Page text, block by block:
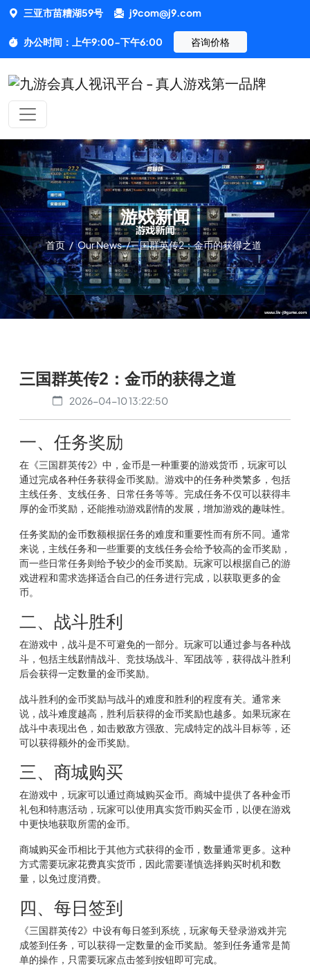
三亚市苗糟湖59号 j9com@j9.com
办公时间：上午9:00-下午6:00 咨询价格
游戏新闻
首页 / Our News /三国群英传2：金币的获得之道
三国群英传2：金币的获得之道
2026-04-10 13:22:50
一、任务奖励
在《三国群英传2》中，金币是一种重要的游戏货币，玩家可以
通过完成各种任务获得金币奖励。游戏中的任务种类繁多，包括
主线任务、支线任务、日常任务等等。完成任务不仅可以获得丰
厚的金币奖励，还能推动游戏剧情的发展，增加游戏的趣味性。
任务奖励的金币数额根据任务的难度和重要性而有所不同。通常
来说，主线任务和一些重要的支线任务会给予较高的金币奖励，
而一些日常任务则给予较少的金币奖励。玩家可以根据自己的游
戏进程和需求选择适合自己的任务进行完成，以获取更多的金
币。
二、战斗胜利
在游戏中，战斗是不可避免的一部分。玩家可以通过参与各种战
斗，包括主线剧情战斗、竞技场战斗、军团战等，获得战斗胜利
后会获得一定数量的金币奖励。
战斗胜利的金币奖励与战斗的难度和胜利的程度有关。通常来
说，战斗难度越高，胜利后获得的金币奖励也越多。如果玩家在
战斗中表现出色，如击败敌方强敌、完成特定的战斗目标等，还
可以获得额外的金币奖励。
三、商城购买
在游戏中，玩家可以通过商城购买金币。商城中提供了各种金币
礼包和特惠活动，玩家可以使用真实货币购买金币，以便在游戏
中更快地获取所需的金币。
商城购买金币相比于其他方式获得的金币，数量通常更多。这种
方式需要玩家花费真实货币，因此需要谨慎选择购买时机和数
量，以免过度消费。
四、每日签到
《三国群英传2》中设有每日签到系统，玩家每天登录游戏并完
成签到任务，可以获得一定数量的金币奖励。签到任务通常是简
单的操作，只需要玩家点击签到按钮即可完成。